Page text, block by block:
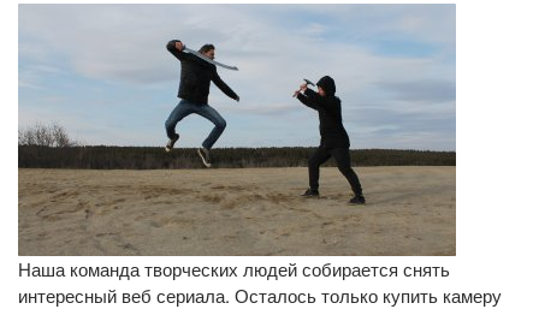
Наша команда творческих людей собирается снять
интересный веб сериала. Осталось только купить камеру